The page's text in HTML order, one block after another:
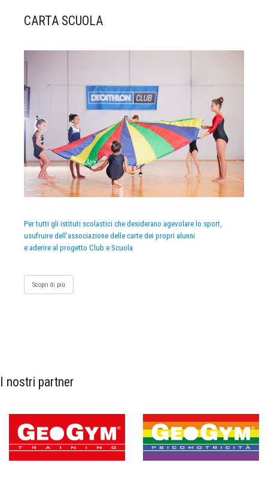
CARTA SCUOLA
Per tutti gli istituti scolastici che desiderano agevolare lo sport,
usufruire dell’associazione delle carte dei propri alunni
e aderire al progetto Club e Scuola
Scopri di più
I nostri partner